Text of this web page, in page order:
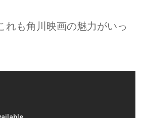
れも角川映画の魅力がいっ